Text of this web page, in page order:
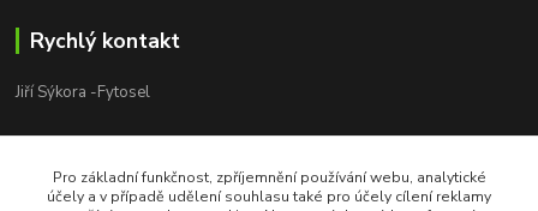
Rychlý kontakt
Jiří Sýkora -Fytosel
+420 603 170 413
V pracovní dny 8:00 - 18:00
Pro základní funkčnost, zpříjemnění používání webu, analytické
účely a v případě udělení souhlasu také pro účely cílení reklamy